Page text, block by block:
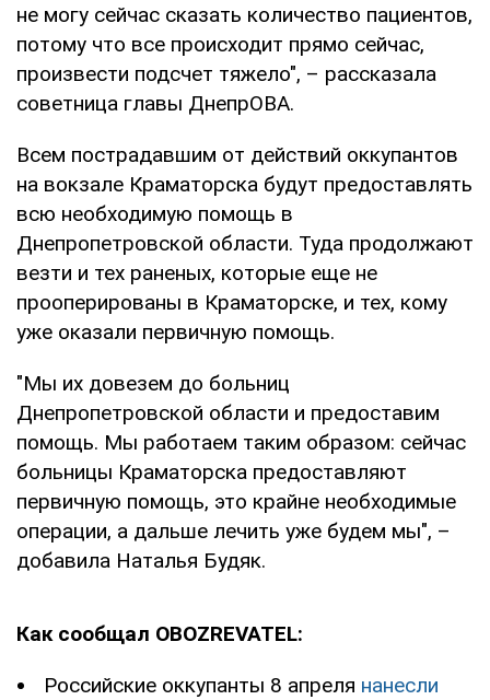
не могу сейчас сказать количество пациентов,
потому что все происходит прямо сейчас,
произвести подсчет тяжело", – рассказала
советница главы ДнепрОВА.
Всем пострадавшим от действий оккупантов
на вокзале Краматорска будут предоставлять
всю необходимую помощь в
Днепропетровской области. Туда продолжают
везти и тех раненых, которые еще не
прооперированы в Краматорске, и тех, кому
уже оказали первичную помощь.
"Мы их довезем до больниц
Днепропетровской области и предоставим
помощь. Мы работаем таким образом: сейчас
больницы Краматорска предоставляют
первичную помощь, это крайне необходимые
операции, а дальше лечить уже будем мы", –
добавила Наталья Будяк.
Как сообщал OBOZREVATEL:
Российские оккупанты 8 апреля нанесли